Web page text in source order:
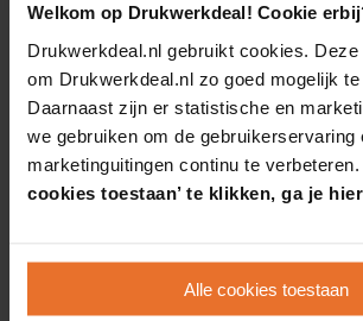
Welkom op Drukwerkdeal! Cookie
Drukwerkdeal.nl gebruikt cookies. Deze
om Drukwerkdeal.nl zo goed mogelijk te
Daarnaast zijn er statistische en
we gebruiken om de gebruikerservaring
marketinguitingen continu te verbeteren.
cookies toestaan’ te klikken, ga je
Alle cookies toestaan